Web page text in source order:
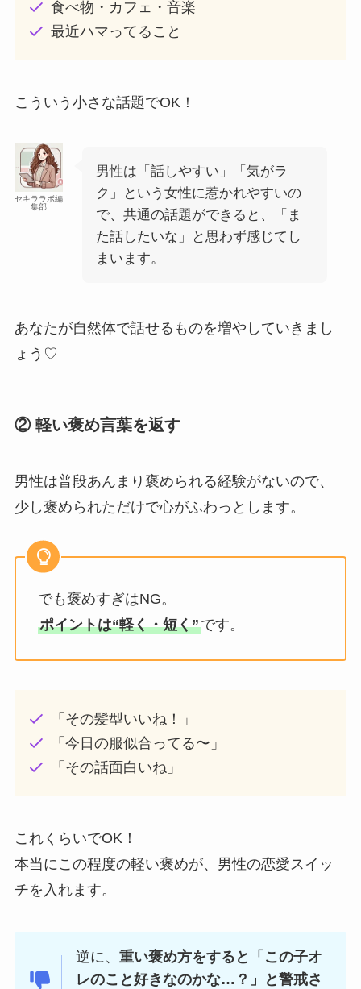
食べ物・カフェ・音楽
最近ハマってること
こういう小さな話題でOK！
セキララボ編
集部
男性は「話しやすい」「気がラ
ク」という女性に惹かれやすいの
で、共通の話題ができると、「ま
た話したいな」と思わず感じてし
まいます。
あなたが自然体で話せるものを増やしていきまし
ょう♡
② 軽い褒め言葉を返す
男性は普段あんまり褒められる経験がないので、
少し褒められただけで心がふわっとします。
でも褒めすぎはNG。
ポイントは“軽く・短く”です。
「その髪型いいね！」
「今日の服似合ってる〜」
「その話面白いね」
これくらいでOK！
本当にこの程度の軽い褒めが、男性の恋愛スイッ
チを入れます。
逆に、重い褒め方をすると「この子オ
レのこと好きなのかな…？」と警戒さ